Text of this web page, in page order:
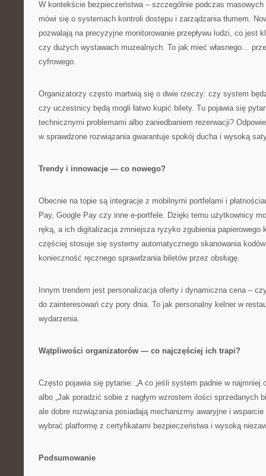
W kontekście bezpieczeństwa – szczególnie podczas
mówi się o systemach kontroli dostępu i zarządzania tłumem.
pozwalają na precyzyjne monitorowanie przepływu ludzi, co jest
czy dużych wystawach muzealnych. To jak mieć własnego…
cyfrowego.
Organizatorzy często martwią się o dwie rzeczy: czy system
czy uczestnicy będą mogli łatwo kupić bilety. Tu pojawia się
technicznymi problemami albo zaniedbaniem rezerwacji?
w sprawdzone rozwiązania gwarantuje spokój ducha i wysoką
Trendy i innowacje — co nowego?
Obecnie na topie są integracje z mobilnymi portfelami i
Pay, Google Pay czy inne e-portfele. Dzięki temu użytkownicy
ręką, a ich digitalizacja zmniejsza ryzyko zgubienia papierowego
częściej stosuje się systemy automatycznego skanowania
konieczność ręcznego sprawdzania biletów przez obsługę.
Innym trendem jest personalizacja oferty i dynamiczna cena –
do zainteresowań czy pory dnia. To jak personalny kelner w
wydarzenia.
Wątpliwości organizatorów — co najczęściej ich trapi?
Często pojawia się pytanie: „A co jeśli system padnie w najmniej
albo „Jak poradzić sobie z nagłym wzrostem ilości sprzedanych
ale dobre rozwiązania posiadają mechanizmy awaryjne i
wybrać platformę z certyfikatami bezpieczeństwa i wysoką
Podsumowanie